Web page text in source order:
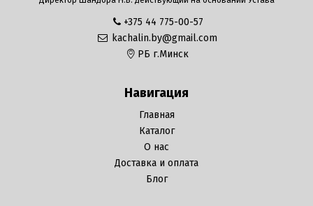
+375 44 775-00-57
kachalin.by@gmail.com
РБ г.Минск
Навигация
Главная
Каталог
О нас
Доставка и оплата
Блог